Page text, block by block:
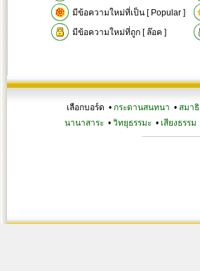
มีข้อความใหม่ที่เป็น [ Popular ]
มีข้อความใหม่ที่ถูก [ ล๊อค ]
เลือกบอร์ด • กระดานสนทนา • สมาธิ
นานาสาระ• วิทยุธรรมะ• เสียงธรรม